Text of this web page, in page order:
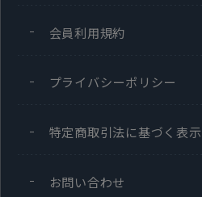
会員利用規約
プライバシーポリシー
特定商取引法に基づく表示
お問い合わせ